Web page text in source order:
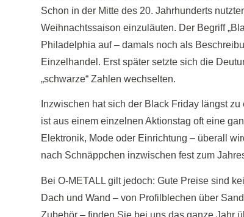
Schon in der Mitte des 20. Jahrhunderts
Weihnachtssaison einzuläuten. Der Begriff
Philadelphia auf – damals noch als
Einzelhandel. Erst später setzte sich die
„schwarze“ Zahlen wechselten.
Inzwischen hat sich der Black Friday längst
ist aus einem einzelnen Aktionstag oft eine
Elektronik, Mode oder Einrichtung – überall
nach Schnäppchen inzwischen fest zum
Bei O-METALL gilt jedoch: Gute Preise sind
Dach und Wand – von Profilblechen über
Zubehör – finden Sie bei uns das ganze Jahr